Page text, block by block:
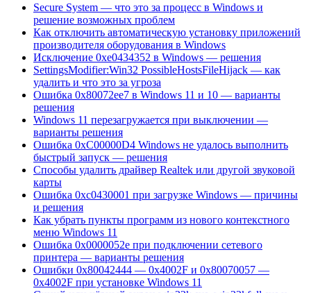
Secure System — что это за процесс в Windows и
решение возможных проблем
Как отключить автоматическую установку приложений
производителя оборудования в Windows
Исключение 0xe0434352 в Windows — решения
SettingsModifier:Win32 PossibleHostsFileHijack — как
удалить и что это за угроза
Ошибка 0x80072ee7 в Windows 11 и 10 — варианты
решения
Windows 11 перезагружается при выключении —
варианты решения
Ошибка 0xC00000D4 Windows не удалось выполнить
быстрый запуск — решения
Способы удалить драйвер Realtek или другой звуковой
карты
Ошибка 0xc0430001 при загрузке Windows — причины
и решения
Как убрать пункты программ из нового контекстного
меню Windows 11
Ошибка 0x0000052e при подключении сетевого
принтера — варианты решения
Ошибки 0x80042444 — 0x4002F и 0x80070057 —
0x4002F при установке Windows 11